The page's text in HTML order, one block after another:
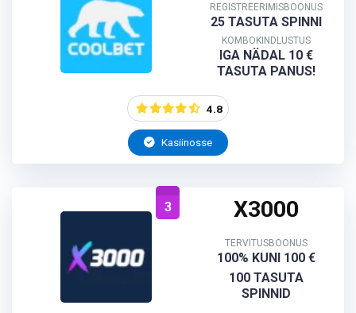
REGISTREERIMISBOONUS
25 TASUTA SPINNI
KOMBOKINDLUSTUS
IGA NÄDAL 10 €
TASUTA PANUS!
4.8
Kasiinosse
3 X3000
TERVITUSBOONUS
100% KUNI 100 €
100 TASUTA
SPINNID